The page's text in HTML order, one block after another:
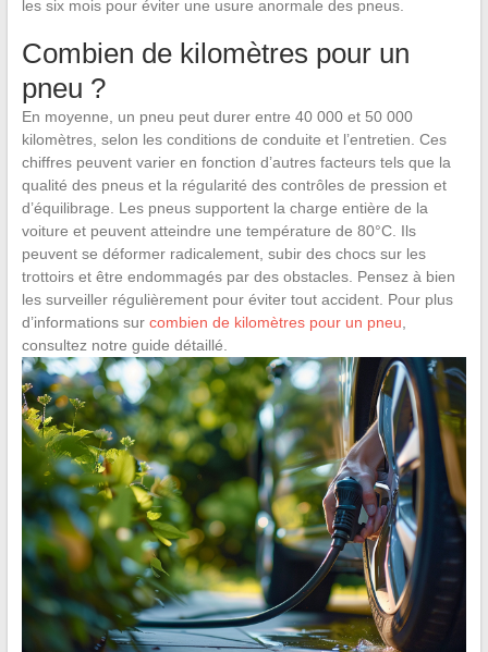
les six mois pour éviter une usure anormale des pneus.
Combien de kilomètres pour un
pneu ?
En moyenne, un pneu peut durer entre 40 000 et 50 000
kilomètres, selon les conditions de conduite et l’entretien. Ces
chiffres peuvent varier en fonction d’autres facteurs tels que la
qualité des pneus et la régularité des contrôles de pression et
d’équilibrage. Les pneus supportent la charge entière de la
voiture et peuvent atteindre une température de 80°C. Ils
peuvent se déformer radicalement, subir des chocs sur les
trottoirs et être endommagés par des obstacles. Pensez à bien
les surveiller régulièrement pour éviter tout accident. Pour plus
d’informations sur combien de kilomètres pour un pneu
consultez notre guide détaillé.